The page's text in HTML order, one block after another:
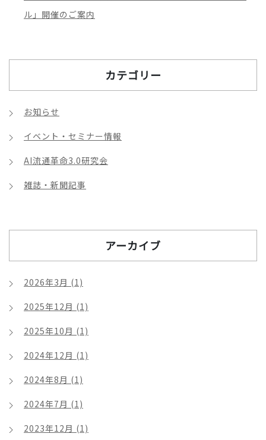
ル」開催のご案内
カテゴリー
お知らせ
イベント・セミナー情報
AI流通革命3.0研究会
雑誌・新聞記事
アーカイブ
2026年3月 (1)
2025年12月 (1)
2025年10月 (1)
2024年12月 (1)
2024年8月 (1)
2024年7月 (1)
2023年12月 (1)